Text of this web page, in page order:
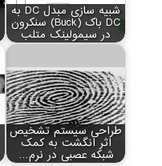
شبیه سازی مبدل DC به
DC باک (Buck) سنکرون
در سیمولینک متلب
طراحی سیستم تشخیص
اثر انگشت به کمک
شبکه عصبی در نرم…